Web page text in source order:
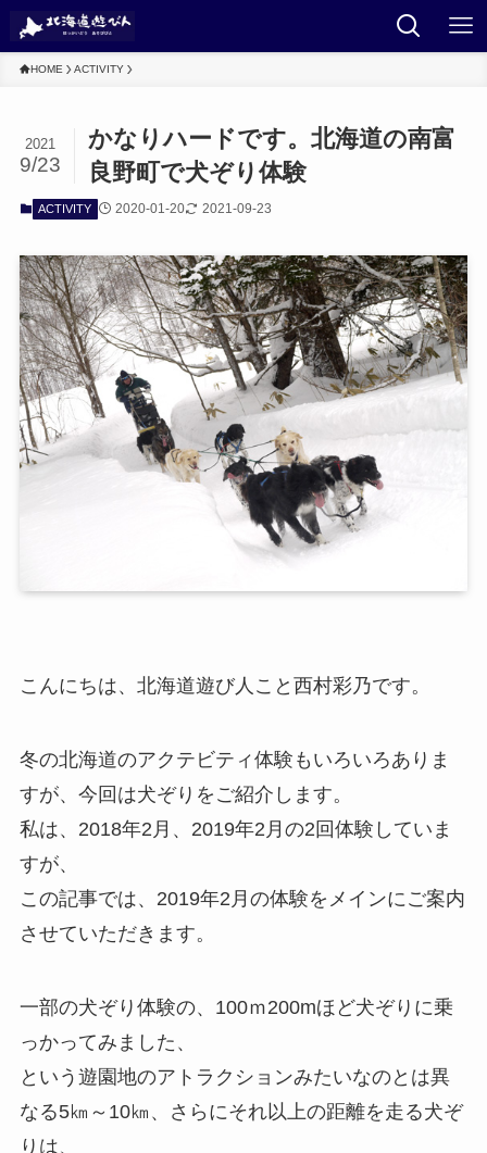
HOME ACTIVITY
かなりハードです。北海道の南富
良野町で犬ぞり体験
2021
9/23
ACTIVITY 2020-01-20 2021-09-23
こんにちは、北海道遊び人こと西村彩乃です。
冬の北海道のアクテビティ体験もいろいろありま
すが、今回は犬ぞりをご紹介します。
私は、2018年2月、2019年2月の2回体験していま
すが、
この記事では、2019年2月の体験をメインにご案内
させていただきます。
一部の犬ぞり体験の、100ｍ200mほど犬ぞりに乗
っかってみました、
という遊園地のアトラクションみたいなのとは異
なる5㎞～10㎞、さらにそれ以上の距離を走る犬ぞ
りは、